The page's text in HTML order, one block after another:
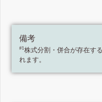
備考
#1株式分割・併合が存在す
れます。